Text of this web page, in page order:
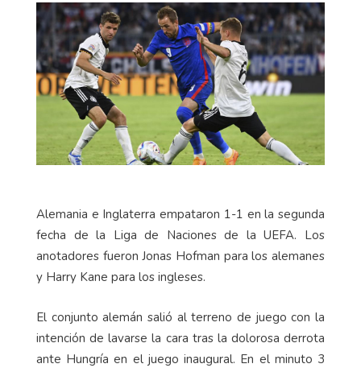
Alemania e Inglaterra empataron 1-1 en la segunda
fecha de la Liga de Naciones de la UEFA. Los
anotadores fueron Jonas Hofman para los alemanes
y Harry Kane para los ingleses.
El conjunto alemán salió al terreno de juego con la
intención de lavarse la cara tras la dolorosa derrota
ante Hungría en el juego inaugural. En el minuto 3